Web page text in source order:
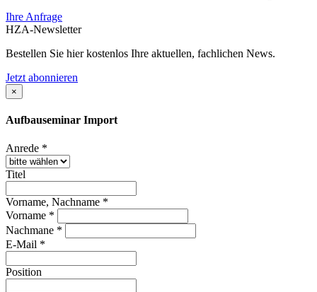
Ihre Anfrage
HZA-Newsletter
Bestellen Sie hier kostenlos Ihre aktuellen, fachlichen News.
Jetzt abonnieren
×
Aufbauseminar Import
Anrede *
Titel
Vorname, Nachname *
Vorname *
Nachmane *
E-Mail *
Position